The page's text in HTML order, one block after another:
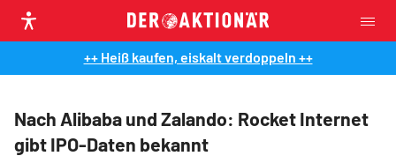
++ Heiß kaufen, eiskalt verdoppeln ++
Nach Alibaba und Zalando: Rocket Internet
gibt IPO-Daten bekannt